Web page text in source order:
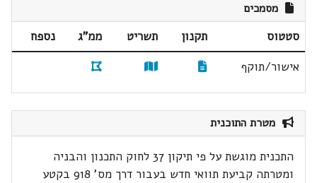
מסמכים
סטטוס תקנון תשריט ממ"ג
נספח
אישור/תוקף
מטרת התוכנית
התכנית מוגשת על פי תיקון 37 לחוק התכנון והבניה
ומטרתה קביעת תוואי חדש בעבור דרך מס' 918 בקטע